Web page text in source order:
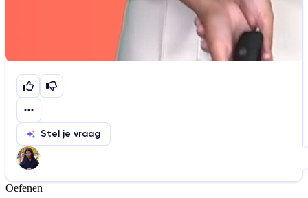
Stel je vraag
Help ons de video te verbeteren
Oefenen